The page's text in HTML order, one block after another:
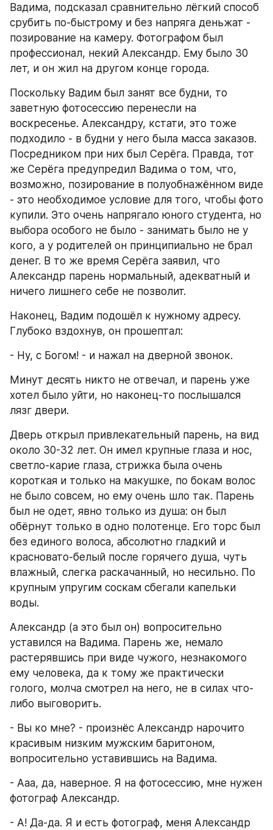
Вадима, подсказал сравнительно лёгкий способ
срубить по-быстрому и без напряга деньжат -
позирование на камеру. Фотографом был
профессионал, некий Александр. Ему было 30
лет, и он жил на другом конце города.
Поскольку Вадим был занят все будни, то
заветную фотосессию перенесли на
воскресенье. Александру, кстати, это тоже
подходило - в будни у него была масса заказов.
Посредником при них был Серёга. Правда, тот
же Серёга предупредил Вадима о том, что,
возможно, позирование в полуобнажённом виде
- это необходимое условие для того, чтобы фото
купили. Это очень напрягало юного студента, но
выбора особого не было - занимать было не у
кого, а у родителей он принципиально не брал
денег. В то же время Серёга заявил, что
Александр парень нормальный, адекватный и
ничего лишнего себе не позволит.
Наконец, Вадим подошёл к нужному адресу.
Глубоко вздохнув, он прошептал:
- Ну, с Богом! - и нажал на дверной звонок.
Минут десять никто не отвечал, и парень уже
хотел было уйти, но наконец-то послышался
лязг двери.
Дверь открыл привлекательный парень, на вид
около 30-32 лет. Он имел крупные глаза и нос,
светло-карие глаза, стрижка была очень
короткая и только на макушке, по бокам волос
не было совсем, но ему очень шло так. Парень
был не одет, явно только из душа: он был
обёрнут только в одно полотенце. Его торс был
без единого волоса, абсолютно гладкий и
красновато-белый после горячего душа, чуть
влажный, слегка раскачанный, но несильно. По
крупным упругим соскам сбегали капельки
воды.
Александр (а это был он) вопросительно
уставился на Вадима. Парень же, немало
растерявшись при виде чужого, незнакомого
ему человека, да к тому же практически
голого, молча смотрел на него, не в силах что-
либо выговорить.
- Вы ко мне? - произнёс Александр нарочито
красивым низким мужским баритоном,
вопросительно уставившись на Вадима.
- Ааа, да, наверное. Я на фотосессию, мне нужен
фотограф Александр.
- А! Да-да. Я и есть фотограф, меня Александр